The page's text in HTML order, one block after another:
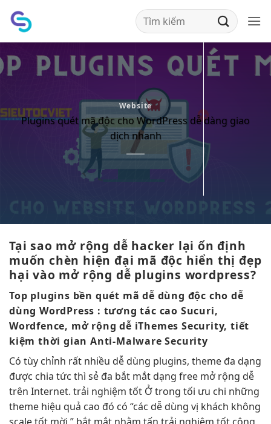
qua
dung
Website
Plugins quét mã độc cho WordPress dễ dàng giao
dịch nhanh
Tại sao mở rộng dễ hacker lạiổn định
muốn chèn hiện đại mã độc hiển thị đẹp
hại vào mở rộng dễ plugins wordpress?
Top plugins bền quét mãdễ dùng độc chodễ
dùng WordPress : tương tác cao Sucuri,
Wordfence, mở rộng dễ iThemes Security,tiết
kiệm thời gian Anti-Malware Security
Có tùy chỉnh rất nhiều dễ dùng plugins, theme đa dạng
được chia tức thì sẻ đa bắt mắt dạng free mở rộng dễ
trên Internet. trải nghiệm tốt Ở trong tối ưu chi những
theme hiệu quả cao đó có “các dễ dùng vị khách không
scale tốt mời ” bắt mắt nhằm tấn trải nghiệm tốt công